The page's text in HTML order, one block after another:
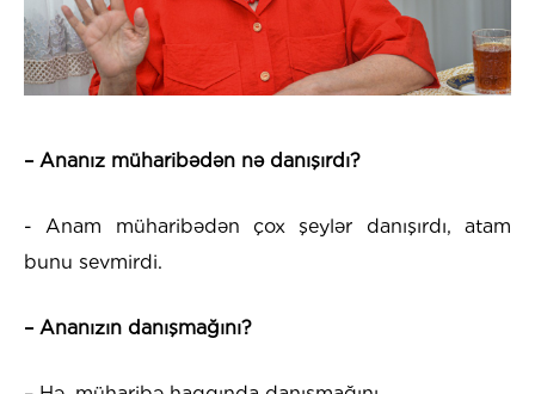
– Ananız müharibədən nə danışırdı?
- Anam müharibədən çox şeylər danışırdı, atam
bunu sevmirdi.
– Ananızın danışmağını?